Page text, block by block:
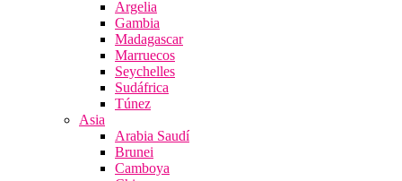
Argelia
Gambia
Madagascar
Marruecos
Seychelles
Sudáfrica
Túnez
Asia
Arabia Saudí
Brunei
Camboya